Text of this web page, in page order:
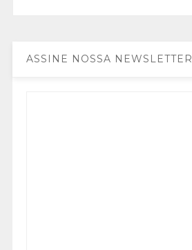
ASSINE NOSSA NEWSLETTER